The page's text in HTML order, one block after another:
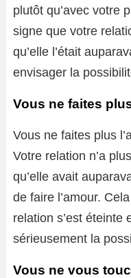
plutôt qu’avec votre
signe que votre
qu’elle l’était
envisager la
Vous ne faites
Vous ne faites plus
Votre relation n’a
qu’elle avait
de faire l’amour.
relation s’est éteinte
sérieusement la
Vous ne vous